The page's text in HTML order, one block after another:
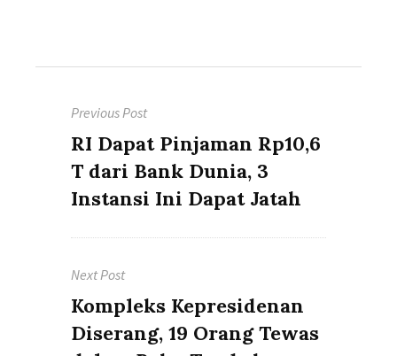
navigation
Previous Post
Previous
post:
RI Dapat Pinjaman Rp10,6
T dari Bank Dunia, 3
Instansi Ini Dapat Jatah
Next Post
Next
post:
Kompleks Kepresidenan
Diserang, 19 Orang Tewas